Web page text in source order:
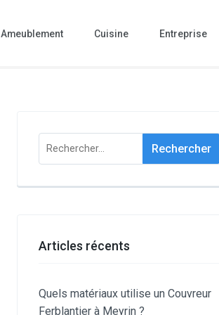
Ameublement Cuisine Entreprise
Rechercher :
Articles récents
Quels matériaux utilise un Couvreur
Ferblantier à Meyrin ?